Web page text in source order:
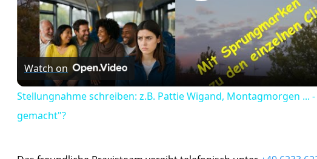
Play
Video
Watch on
Stellungnahme schreiben: z.B. Pattie Wigand, Montagmorgen ...
gemacht"?